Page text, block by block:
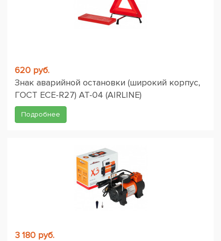
620 руб.
Знак аварийной остановки (широкий корпус,
ГОСТ ЕСЕ-R27) AT-04 (AIRLINE)
Подробнее
3 180 руб.